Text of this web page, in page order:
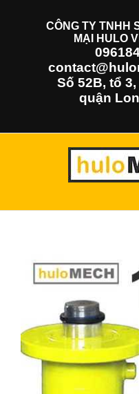
CÔNG TY TNHH
MẠI HULO
Số 52B, tổ
quận